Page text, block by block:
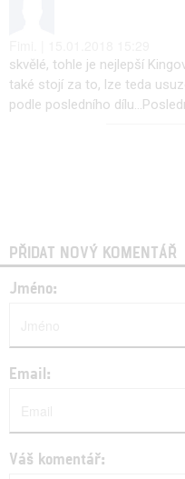
skvělé, tohle je nejlepší
také stojí za to, lze teda
podle posledního
PŘIDAT NOVÝ KOMENTÁŘ
Jméno:
Email:
Váš komentář: